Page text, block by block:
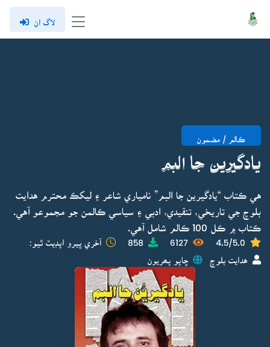
لاگ ان
ڪالم / مضمون
يادگيرين جا البم
هي ڪتاب “يادگيرين جا البم” نامياري شاعر ۽ ليکڪ محترم هدايت
بلوچ جي تاريخي، تنقيدي، ادبي ۽ سياسي ڪالمن جو مجموعو آهي.
ڪتاب ۾ ڪل 100 ڪالم شامل آهي.
4.5/5.0
6127
858 آخري ڀيرو اپڊيٽ ٿيو:
هدايت بلوچ ڇاپو پھريون